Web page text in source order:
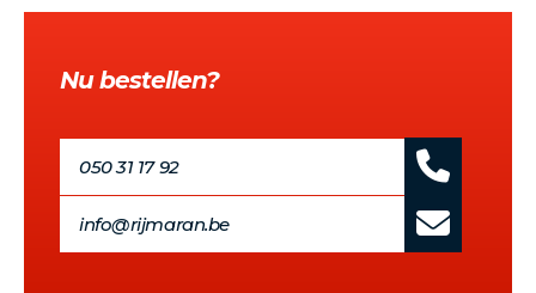
Nu bestellen?
050 31 17 92
info@rijmaran.be